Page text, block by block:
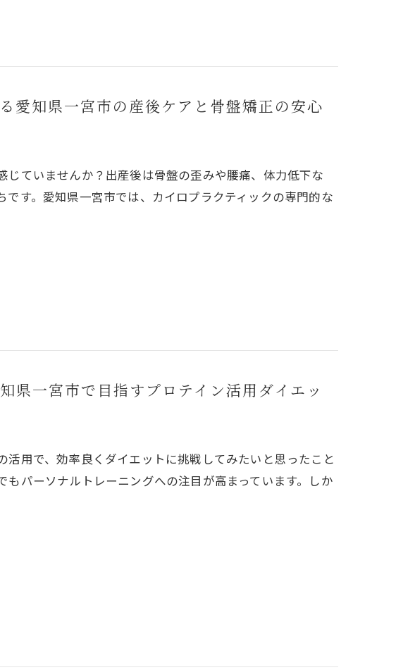
愛知県一宮市の産後ケアと骨盤矯正の安心
じていませんか？出産後は骨盤の歪みや腰痛、体力低下な
です。愛知県一宮市では、カイロプラクティックの専門的な
県一宮市で目指すプロテイン活用ダイエッ
活用で、効率良くダイエットに挑戦してみたいと思ったこと
もパーソナルトレーニングへの注目が高まっています。しか